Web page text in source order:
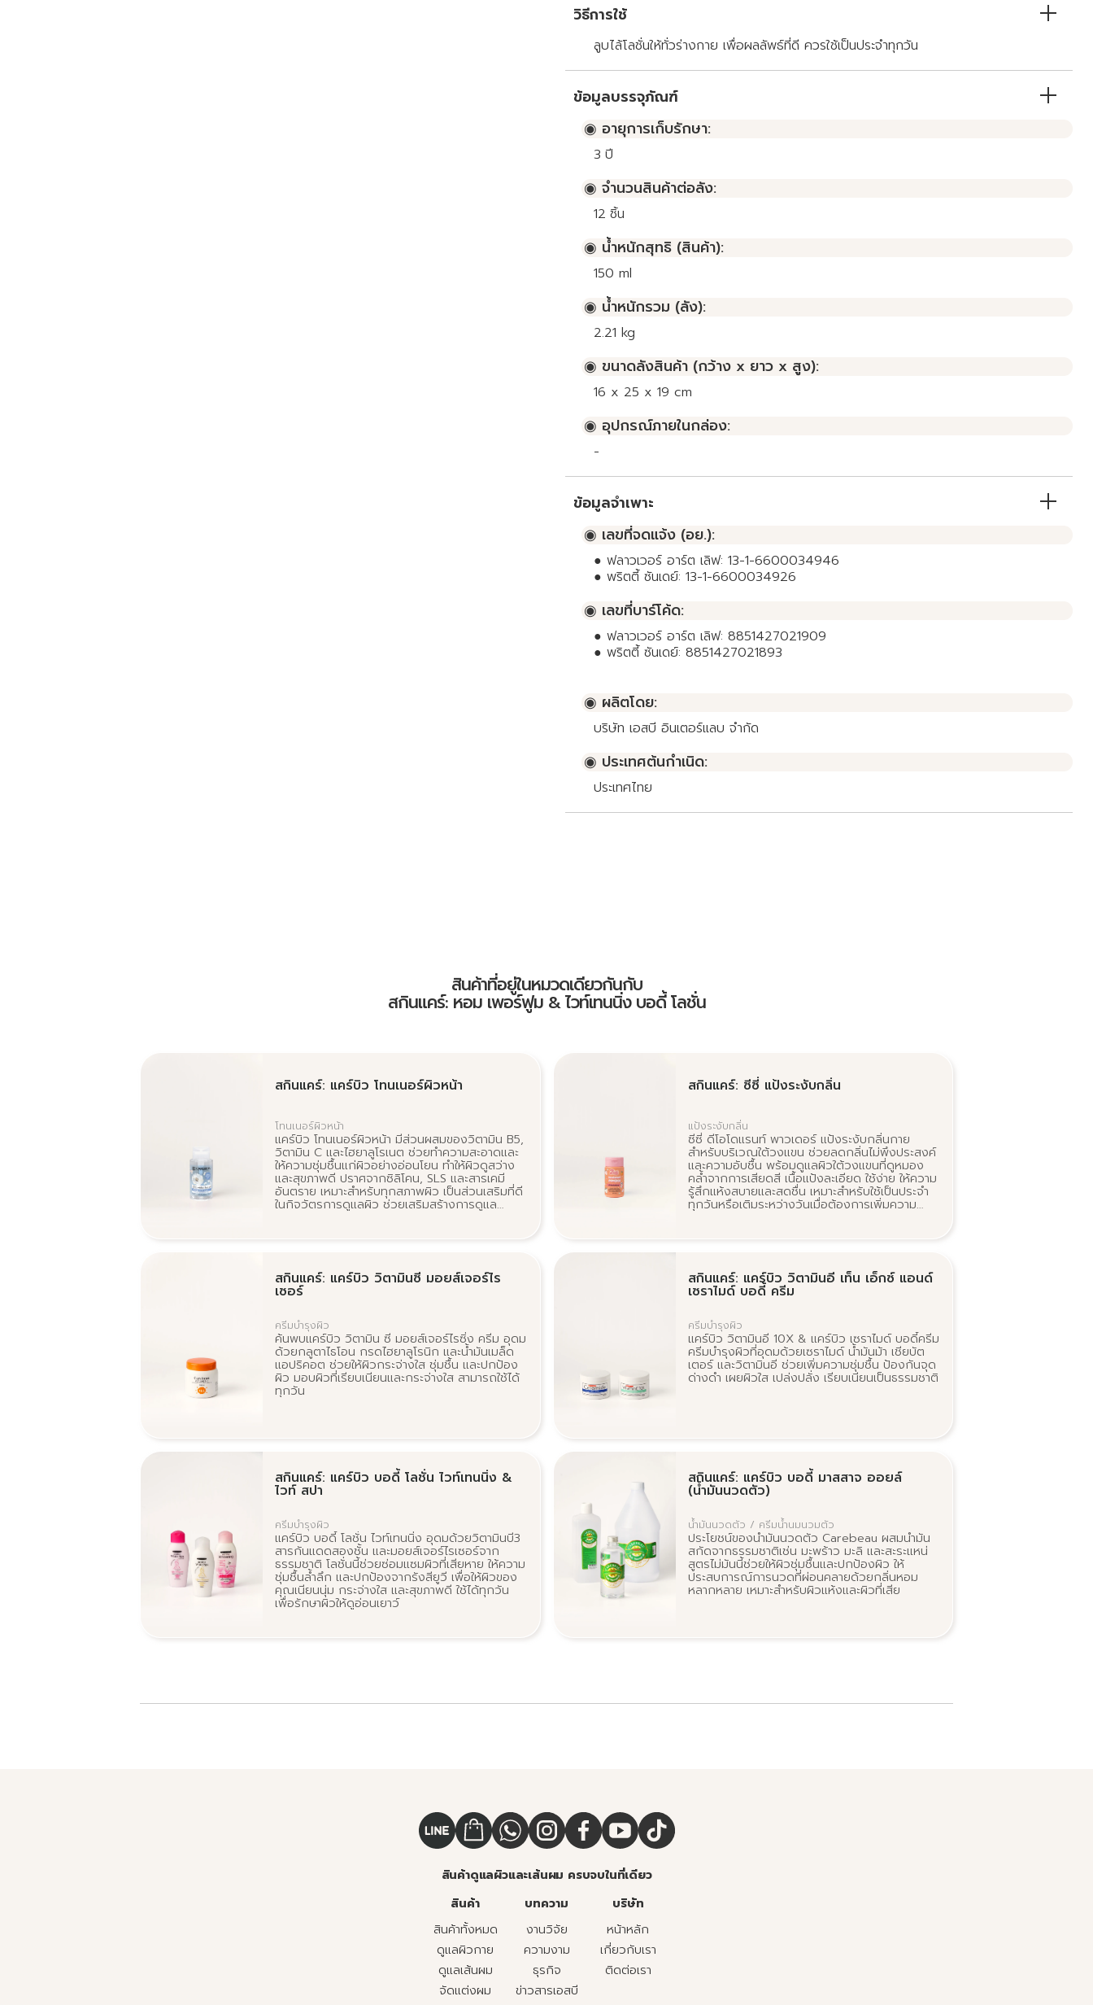
วิธีการใช้
ลูบไล้โลชั่นให้ทั่วร่างกาย เพื่อผลลัพธ์ที่ดี ควรใช้เป็นประจำทุกวัน
ข้อมูลบรรจุภัณฑ์
◉ อายุการเก็บรักษา:
3 ปี
◉ จำนวนสินค้าต่อลัง:
12 ชิ้น
◉ น้ำหนักสุทธิ (สินค้า):
150 ml
◉ น้ำหนักรวม (ลัง):
2.21 kg
◉ ขนาดลังสินค้า (กว้าง x ยาว x สูง):
16 x 25 x 19 cm
◉ อุปกรณ์ภายในกล่อง:
-
ข้อมูลจำเพาะ
◉ เลขที่จดแจ้ง (อย.):
● ฟลาวเวอร์ อาร์ต เลิฟ: 13-1-6600034946
● พริตตี้ ซันเดย์: 13-1-6600034926
◉ เลขที่บาร์โค้ด:
● ฟลาวเวอร์ อาร์ต เลิฟ: 8851427021909
● พริตตี้ ซันเดย์: 8851427021893
◉ ผลิตโดย:
บริษัท เอสบี อินเตอร์แลบ จำกัด
◉ ประเทศต้นกำเนิด:
ประเทศไทย
สินค้าที่อยู่ในหมวดเดียวกันกับ
สกินแคร์: หอม เพอร์ฟูม & ไวท์เทนนิ่ง บอดี้ โลชั่น
สกินแคร์: แคร์บิว โทนเนอร์ผิวหน้า
โทนเนอร์ผิวหน้า
แคร์บิว โทนเนอร์ผิวหน้า มีส่วนผสมของวิตามิน B5,
วิตามิน C และไฮยาลูโรเนต ช่วยทำความสะอาดและ
ให้ความชุ่มชื้นแก่ผิวอย่างอ่อนโยน ทำให้ผิวดูสว่าง
และสุขภาพดี ปราศจากซิลิโคน, SLS และสารเคมี
อันตราย เหมาะสำหรับทุกสภาพผิว เป็นส่วนเสริมที่ดี
ในกิจวัตรการดูแลผิว ช่วยเสริมสร้างการดูแล
สกินแคร์: ซีซี่ แป้งระงับกลิ่น
แป้งระงับกลิ่น
ซีซี่ ดีโอโดแรนท์ พาวเดอร์ แป้งระงับกลิ่นกาย
สำหรับบริเวณใต้วงแขน ช่วยลดกลิ่นไม่พึงประสงค์
และความอับชื้น พร้อมดูแลผิวใต้วงแขนที่ดูหมอง
คล้ำจากการเสียดสี เนื้อแป้งละเอียด ใช้ง่าย ให้ความ
รู้สึกแห้งสบายและสดชื่น เหมาะสำหรับใช้เป็นประจำ
ทุกวันหรือเติมระหว่างวันเมื่อต้องการเพิ่มความ
สกินแคร์: แคร์บิว วิตามินซี มอยส์เจอร์ไร
เซอร์
ครีมบำรุงผิว
ค้นพบแคร์บิว วิตามิน ซี มอยส์เจอร์ไรซิ่ง ครีม อุดม
ด้วยกลูตาไธโอน กรดไฮยาลูโรนิก และน้ำมันเมล็ด
แอปริคอต ช่วยให้ผิวกระจ่างใส ชุ่มชื้น และปกป้อง
ผิว มอบผิวที่เรียบเนียนและกระจ่างใส สามารถใช้ได้
ทุกวัน
สกินแคร์: แคร์บิว วิตามินอี เท็น เอ็กซ์ แอนด์
เซราไมด์ บอดี้ ครีม
ครีมบำรุงผิว
แคร์บิว วิตามินอี 10X & แคร์บิว เซราไมด์ บอดี้ครีม
ครีมบำรุงผิวที่อุดมด้วยเซราไมด์ น้ำมันม้า เชียบัต
เตอร์ และวิตามินอี ช่วยเพิ่มความชุ่มชื้น ป้องกันจุด
ด่างดำ เผยผิวใส เปล่งปลั่ง เรียบเนียนเป็นธรรมชาติ
สกินแคร์: แคร์บิว บอดี้ โลชั่น ไวท์เทนนิ่ง &
ไวท์ สปา
ครีมบำรุงผิว
แคร์บิว บอดี้ โลชั่น ไวท์เทนนิ่ง อุดมด้วยวิตามินบี3
สารกันแดดสองชั้น และมอยส์เจอร์ไรเซอร์จาก
ธรรมชาติ โลชั่นนี้ช่วยซ่อมแซมผิวที่เสียหาย ให้ความ
ชุ่มชื้นล้ำลึก และปกป้องจากรังสียูวี เพื่อให้ผิวของ
คุณเนียนนุ่ม กระจ่างใส และสุขภาพดี ใช้ได้ทุกวัน
เพื่อรักษาผิวให้ดูอ่อนเยาว์
สกินแคร์: แคร์บิว บอดี้ มาสสาจ ออยล์
(น้ำมันนวดตัว)
น้ำมันนวดตัว / ครีมน้ำนมนวมตัว
ประโยชน์ของน้ำมันนวดตัว Carebeau ผสมน้ำมัน
สกัดจากธรรมชาติเช่น มะพร้าว มะลิ และสะระแหน่
สูตรไม่มันนี้ช่วยให้ผิวชุ่มชื้นและปกป้องผิว ให้
ประสบการณ์การนวดที่ผ่อนคลายด้วยกลิ่นหอม
หลากหลาย เหมาะสำหรับผิวแห้งและผิวที่เสีย
สินค้าดูแลผิวและเส้นผม ครบจบในที่เดียว
สินค้า
สินค้าทั้งหมด
ดูแลผิวกาย
ดูแลเส้นผม
จัดแต่งผม
บทความ
งานวิจัย
ความงาม
ธุรกิจ
ข่าวสารเอสบี
บริษัท
หน้าหลัก
เกี่ยวกับเรา
ติดต่อเรา